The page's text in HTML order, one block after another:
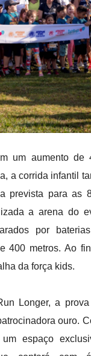
um aumento de
a corrida infantil
prevista para as
a arena do
por
400 metros. Ao
da força kids.
Longer, a
ouro.
espaço